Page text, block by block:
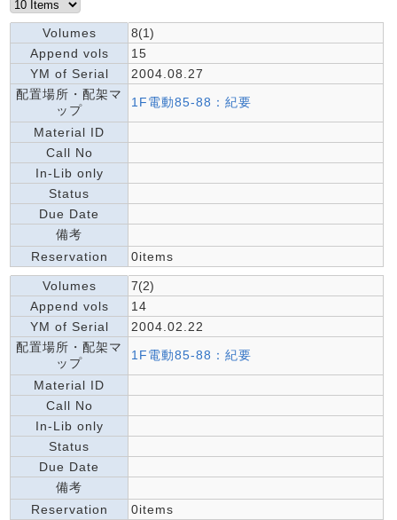
Volumes
8(1)
Append vols
15
YM of Serial
2004.08.27
配置場所・配架マ
ップ
1F電動85-88：紀要
Material ID
Call No
In-Lib only
Status
Due Date
備考
Reservation
0items
Volumes
7(2)
Append vols
14
YM of Serial
2004.02.22
配置場所・配架マ
ップ
1F電動85-88：紀要
Material ID
Call No
In-Lib only
Status
Due Date
備考
Reservation
0items